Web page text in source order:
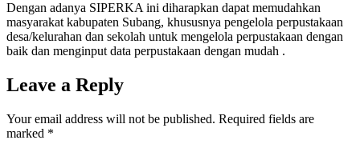
Dengan adanya SIPERKA ini diharapkan dapat memudahkan
masyarakat kabupaten Subang, khususnya pengelola perpustakaan
desa/kelurahan dan sekolah untuk mengelola perpustakaan dengan
baik dan menginput data perpustakaan dengan mudah .
Leave a Reply
Your email address will not be published. Required fields are
marked *